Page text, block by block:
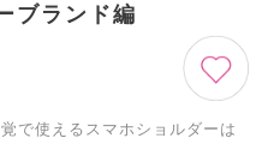
ブランド編
で使えるスマホショルダーは